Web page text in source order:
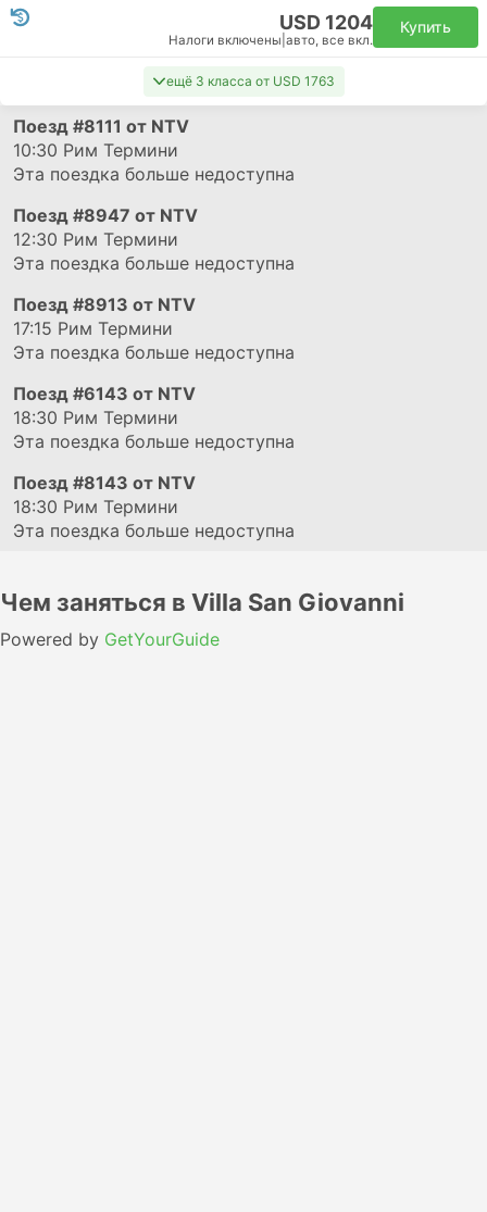
USD 1204
Налоги включены авто, все вкл.
Купить
ещё 3 класса от USD 1763
Поезд #8111 от NTV
10:30 Рим Термини
Эта поездка больше недоступна
Поезд #8947 от NTV
12:30 Рим Термини
Эта поездка больше недоступна
Поезд #8913 от NTV
17:15 Рим Термини
Эта поездка больше недоступна
Поезд #6143 от NTV
18:30 Рим Термини
Эта поездка больше недоступна
Поезд #8143 от NTV
18:30 Рим Термини
Эта поездка больше недоступна
Чем заняться в Villa San Giovanni
Powered by GetYourGuide